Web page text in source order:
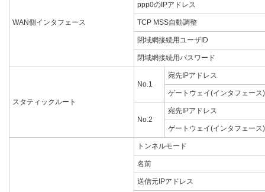
WAN側インタフェース
ppp0のIPアドレス
TCP MSS自動調整
閉域網接続用ユーザID
閉域網接続用パスワード
スタティックルート
No.1
宛先IPアドレス
ゲートウェイ(インタフェース)
No.2
宛先IPアドレス
ゲートウェイ(インタフェース)
トンネルモード
名前
送信元IPアドレス